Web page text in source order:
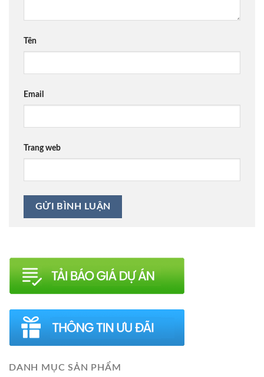
Tên
Email
Trang web
DANH MỤC SẢN PHẨM